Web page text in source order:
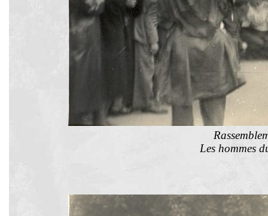
Les hommes